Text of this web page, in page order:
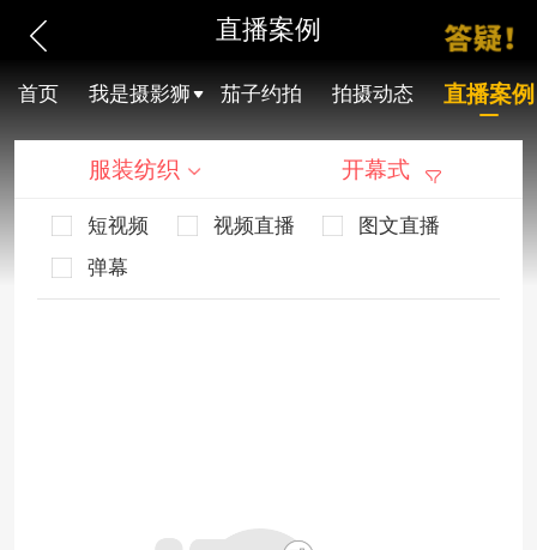
直播案例
首页 我是摄影狮 茄子约拍 拍摄动态 直播案例
服装纺织 开幕式
短视频 视频直播
图文直播
弹幕